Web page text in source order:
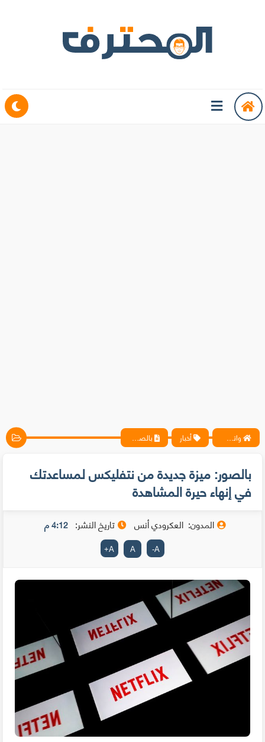
واتس آب ، فيسبوك ، أنترنت ، شروحات تقنية حصرية - المحترف أخبار بالصور: ميزة جديدة من نتفليكس لمساعدتك في إنهاء حيرة المشاهدة
بالصور: ميزة جديدة من نتفليكس لمساعدتك
في إنهاء حيرة المشاهدة
المدون: العكرودي أنس تاريخ النشر: 4:12 م
A
-
A
A
+